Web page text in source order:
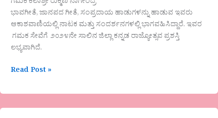
ಗಮಕ ಕಲಾಶ್ರೀ ರುಕ್ಮಿಣಿ ನಾಗೇಂದ್ರ
ಭಾವಗೀತೆ, ಜಾನಪದ ಗೀತೆ, ಸಂಪ್ರದಾಯ ಹಾಡುಗಳನ್ನು ಹಾಡುವ ಇವರು
ಆಕಾಶವಾಣಿಯಲ್ಲಿ ನಾಟಕ ಮತ್ತು ಸಂದರ್ಶನಗಳಲ್ಲಿ ಭಾಗವಹಿಸಿದ್ದಾರೆ. ಇವರ
ಗಮಕ ಸೇವೆಗೆ ೨೦೨೪ನೇ ಸಾಲಿನ ಜಿಲ್ಲಾ ಕನ್ನಡ ರಾಜ್ಯೋತ್ಸವ ಪ್ರಶಸ್ತಿ
ಲಭ್ಯವಾಗಿದೆ.
Read Post »